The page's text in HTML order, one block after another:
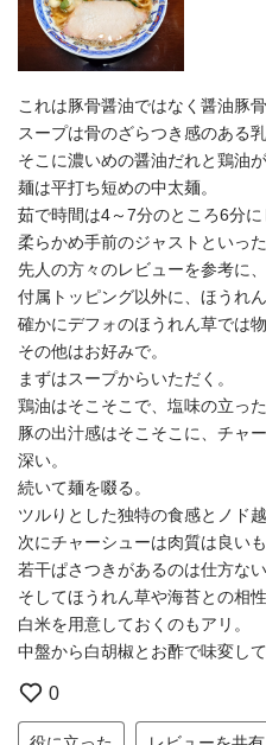
これは豚骨醤油ではなく醤油豚骨
スープは骨のざらつき感のある乳
そこに濃いめの醤油だれと鶏油が
麺は平打ち短めの中太麺。
茹で時間は4～7分のところ6分に
柔らかめ手前のジャストといった
先人の方々のレビューを参考に、
付属トッピング以外に、ほうれ
確かにデフォのほうれん草では
その他はお好みで。
まずはスープからいただく。
鶏油はそこそこで、塩味の立った
豚の出汁感はそこそこに、チャ
深い。
続いて麺を啜る。
ツルりとした独特の食感とノド越
次にチャーシューは肉質は良いも
若干ぱさつきがあるのは仕方ない
そしてほうれん草や海苔との相性
白米を用意しておくのもアリ。
中盤から白胡椒とお酢で味変して
0